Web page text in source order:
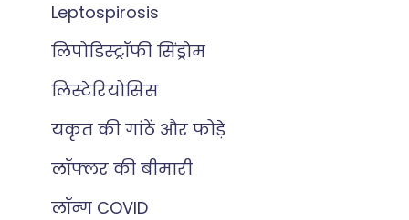
Leptospirosis
लिपोडिस्ट्रॉफी सिंड्रोम
लिस्टेरियोसिस
यकृत की गांठें और फोड़े
लॉफ्लर की बीमारी
लॉन्ग COVID